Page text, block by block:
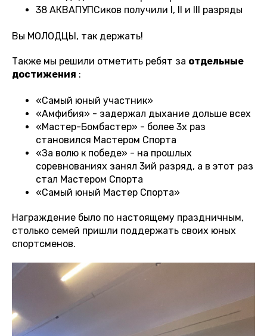
38 АКВАПУПСиков получили I, II и III разряды
Вы МОЛОДЦЫ, так держать!
Также мы решили отметить ребят за отдельные
достижения :
«Самый юный участник»
«Амфибия» - задержал дыхание дольше всех
«Мастер-Бомбастер» - более 3х раз
становился Мастером Спорта
«За волю к победе» - на прошлых
соревнованиях занял 3ий разряд, а в этот раз
стал Мастером Спорта
«Самый юный Мастер Спорта»
Награждение было по настоящему праздничным,
столько семей пришли поддержать своих юных
спортсменов.